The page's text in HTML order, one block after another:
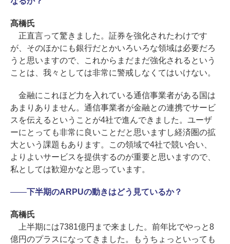
髙橋氏
正直言って驚きました。証券を強化されたわけです
が、そのほかにも銀行だとかいろいろな領域は必要だろ
うと思いますので、これからまだまだ強化されるという
ことは、我々としては非常に警戒しなくてはいけない。
金融にこれほど力を入れている通信事業者がある国は
あまりありません。通信事業者が金融との連携でサービ
スを伝えるということが4社で進んできました。ユーザ
ーにとっても非常に良いことだと思いますし経済圏の拡
大という課題もあります。この領域で4社で競い合い、
よりよいサービスを提供するのが重要と思いますので、
私としては歓迎かなと思っています。
――下半期のARPUの動きはどう見ているか？
髙橋氏
上半期には7381億円まで来ました。前年比でやっと8
億円のプラスになってきました。もうちょっといっても